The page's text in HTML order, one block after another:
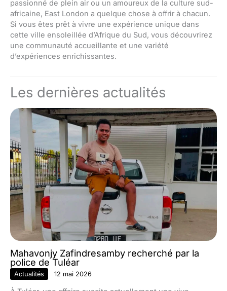
passionné de plein air ou un amoureux de la culture sud-
africaine, East London a quelque chose à offrir à chacun.
Si vous êtes prêt à vivre une expérience unique dans
cette ville ensoleillée d’Afrique du Sud, vous découvrirez
une communauté accueillante et une variété
d’expériences enrichissantes.
Les dernières actualités
Mahavonjy Zafindresamby recherché par la
police de Tuléar
Actualités 12 mai 2026